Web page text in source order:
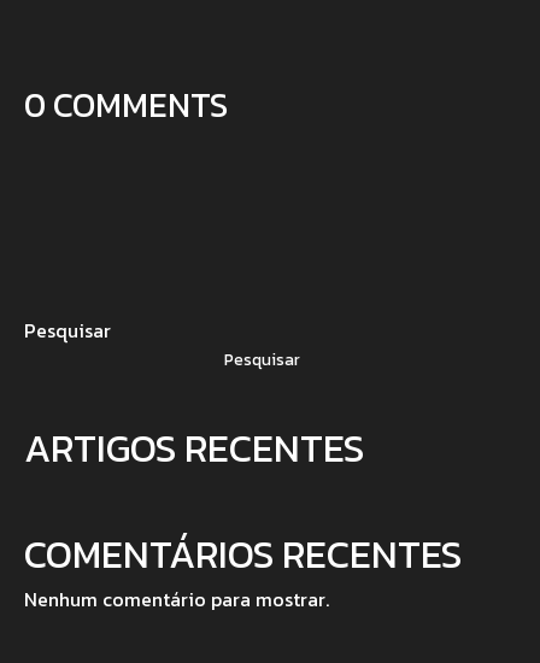
0 COMMENTS
Pesquisar
Pesquisar
ARTIGOS RECENTES
COMENTÁRIOS RECENTES
Nenhum comentário para mostrar.